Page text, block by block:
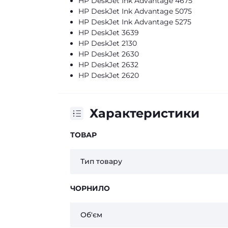
HP DeskJet Ink Advantage 5075
HP DeskJet Ink Advantage 5275
HP DeskJet 3639
HP DeskJet 2130
HP DeskJet 2630
HP DeskJet 2632
HP DeskJet 2620
Характеристики
ТОВАР
Тип товару
ЧОРНИЛО
Об'єм